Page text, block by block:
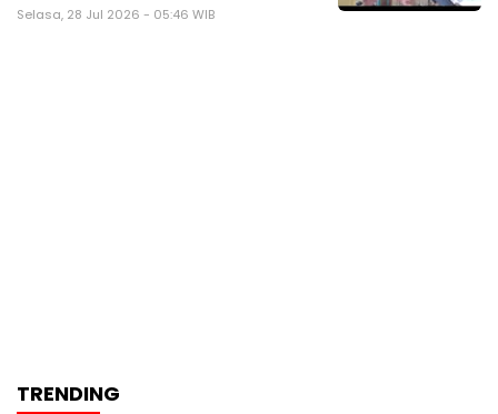
Selasa, 28 Jul 2026 - 05:46 WIB
TRENDING